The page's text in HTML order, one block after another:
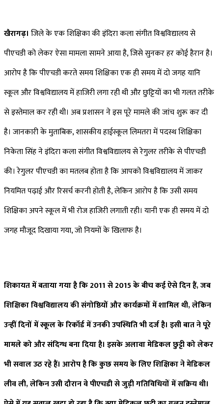
खैरागढ़। जिले के एक शिक्षिका की इंदिरा कला संगीत विश्वविद्यालय से
पीएचडी को लेकर ऐसा मामला सामने आया है, जिसे सुनकर हर कोई हैरान है।
आरोप है कि पीएचडी करते समय शिक्षिका एक ही समय में दो जगह यानि
स्कूल और विश्वविद्यालय में हाजिरी लगा रही थी और छुट्टियों का भी गलत तरीके
से इस्तेमाल कर रही थी। अब प्रशासन ने इस पूरे मामले की जांच शुरू कर दी
है। जानकारी के मुताबिक, शासकीय हाईस्कूल लिमतरा में पदस्थ शिक्षिका
निकेता सिंह ने इंदिरा कला संगीत विश्वविद्यालय से रेगुलर तरीके से पीएचडी
की। रेगुलर पीएचडी का मतलब होता है कि आपको विश्वविद्यालय में जाकर
नियमित पढ़ाई और रिसर्च करनी होती है, लेकिन आरोप है कि उसी समय
शिक्षिका अपने स्कूल में भी रोज हाजिरी लगाती रही। यानी एक ही समय में दो
जगह मौजूद दिखाया गया, जो नियमों के खिलाफ है।
शिकायत में बताया गया है कि 2011 से 2015 के बीच कई ऐसे दिन हैं, जब
शिक्षिका विश्वविद्यालय की संगोष्ठियों और कार्यक्रमों में शामिल थी, लेकिन
उन्हीं दिनों में स्कूल के रिकॉर्ड में उनकी उपस्थिति भी दर्ज है। इसी बात ने पूरे
मामले को और संदिग्ध बना दिया है। इसके अलावा मेडिकल छुट्टी को लेकर
भी सवाल उठ रहे हैं। आरोप है कि कुछ समय के लिए शिक्षिका ने मेडिकल
लीव ली, लेकिन उसी दौरान वे पीएचडी से जुड़ी गतिविधियों में सक्रिय थी।